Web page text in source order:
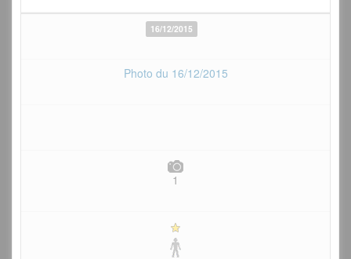
16/12/2015
Photo du 16/12/2015
1